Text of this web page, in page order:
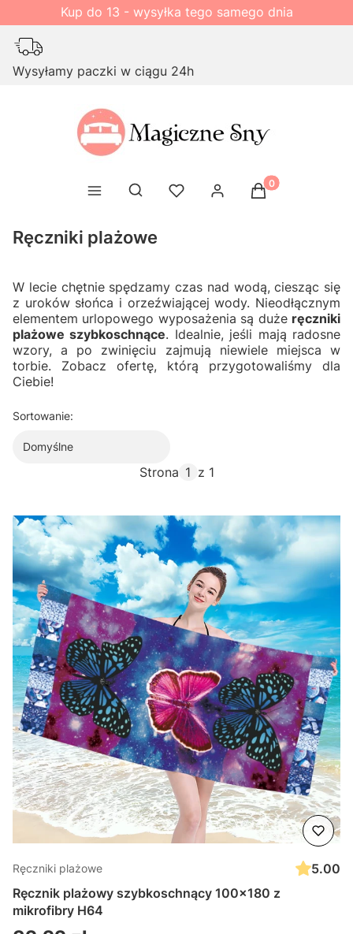
Kup do 13 - wysyłka tego samego dnia
Wysyłamy paczki w ciągu 24h
Otwórz wyszukiwarkę Produkty w
Ręczniki plażowe
W lecie chętnie spędzamy czas nad wodą, ciesząc się
z uroków słońca i orzeźwiającej wody. Nieodłącznym
elementem urlopowego wyposażenia są duże ręczniki
plażowe szybkoschnące. Idealnie, jeśli mają radosne
wzory, a po zwinięciu zajmują niewiele miejsca w
torbie. Zobacz ofertę, którą przygotowaliśmy dla
Ciebie!
Sortowanie:
Domyślne
Strona z 1
Ręczniki plażowe
5.00
Ręcznik plażowy szybkoschnący 100x180 z
mikrofibry H64